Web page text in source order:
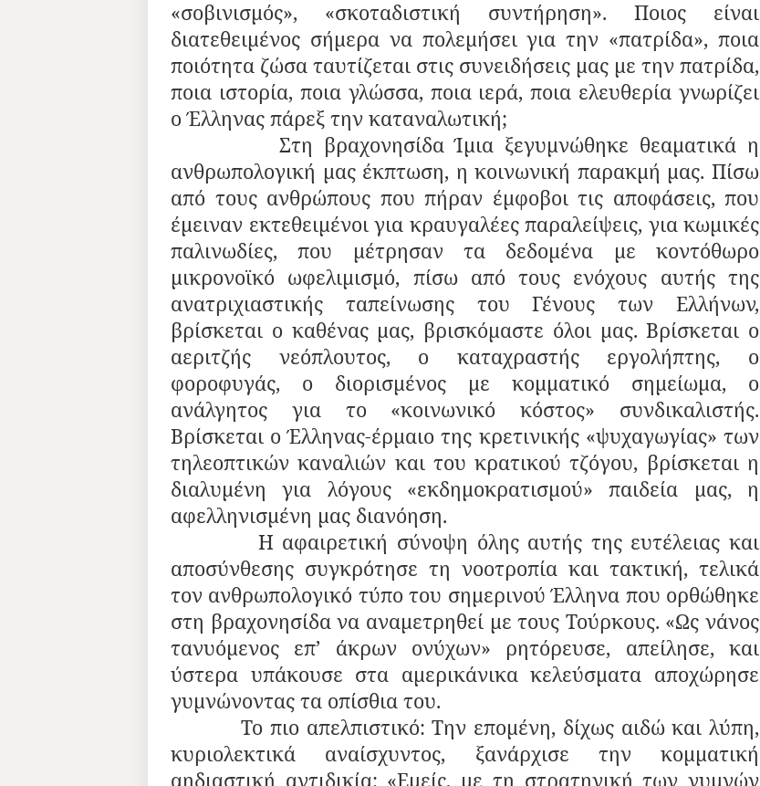
«σοβινισμός», «σκοταδιστική συντήρηση». Ποιος είναι
διατεθειμένος σήμερα να πολεμήσει για την «πατρίδα», ποια
ποιότητα ζώσα ταυτίζεται στις συνειδήσεις μας με την πατρίδα,
ποια ιστορία, ποια γλώσσα, ποια ιερά, ποια ελευθερία γνωρίζει
ο Έλληνας πάρεξ την καταναλωτική;
Στη βραχονησίδα Ίμια ξεγυμνώθηκε θεαματικά η
ανθρωπολογική μας έκπτωση, η κοινωνική παρακμή μας. Πίσω
από τους ανθρώπους που πήραν έμφοβοι τις αποφάσεις, που
έμειναν εκτεθειμένοι για κραυγαλέες παραλείψεις, για κωμικές
παλινωδίες, που μέτρησαν τα δεδομένα με κοντόθωρο
μικρονοϊκό ωφελιμισμό, πίσω από τους ενόχους αυτής της
ανατριχιαστικής ταπείνωσης του Γένους των Ελλήνων,
βρίσκεται ο καθένας μας, βρισκόμαστε όλοι μας. Βρίσκεται ο
αεριτζής νεόπλουτος, ο καταχραστής εργολήπτης, ο
φοροφυγάς, ο διορισμένος με κομματικό σημείωμα, ο
ανάλγητος για το «κοινωνικό κόστος» συνδικαλιστής.
Βρίσκεται ο Έλληνας-έρμαιο της κρετινικής «ψυχαγωγίας» των
τηλεοπτικών καναλιών και του κρατικού τζόγου, βρίσκεται η
διαλυμένη για λόγους «εκδημοκρατισμού» παιδεία μας, η
αφελληνισμένη μας διανόηση.
Η αφαιρετική σύνοψη όλης αυτής της ευτέλειας και
αποσύνθεσης συγκρότησε τη νοοτροπία και τακτική, τελικά
τον ανθρωπολογικό τύπο του σημερινού Έλληνα που ορθώθηκε
στη βραχονησίδα να αναμετρηθεί με τους Τούρκους. «Ως νάνος
τανυόμενος επ’ άκρων ονύχων» ρητόρευσε, απείλησε, και
ύστερα υπάκουσε στα αμερικάνικα κελεύσματα αποχώρησε
γυμνώνοντας τα οπίσθια του.
Το πιο απελπιστικό: Την επομένη, δίχως αιδώ και λύπη,
κυριολεκτικά αναίσχυντος, ξανάρχισε την κομματική
αηδιαστική αντιδικία: «Εμείς, με τη στρατηγική των γυμνών